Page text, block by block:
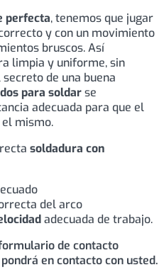
perfecta, tenemos que jugar
y con un movimiento
bruscos. Así
limpia y uniforme, sin
de una buena
para soldarse
adecuada para que el
mismo.
soldadura con
del arco
adecuada de trabajo.
de contacto
en contacto con usted.